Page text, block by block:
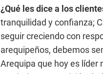
¿Qué les dice a los
tranquilidad y confianza;
seguir creciendo con
arequipeños, debemos
Arequipa que hoy es líder